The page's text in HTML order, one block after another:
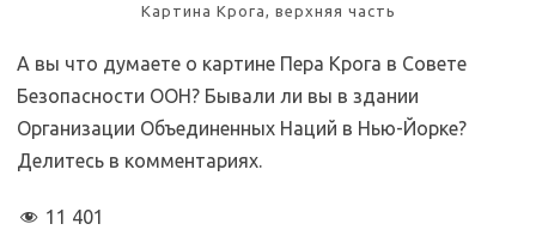
Картина Крога, верхняя часть
А вы что думаете о картине Пера Крога в Совете
Безопасности ООН? Бывали ли вы в здании
Организации Объединенных Наций в Нью-Йорке?
Делитесь в комментариях.
11 401